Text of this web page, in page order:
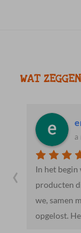
WAT
Heel
producten.
‹